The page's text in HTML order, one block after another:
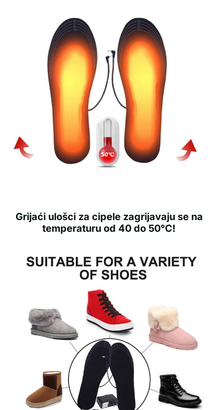
Grijaći ulošci za cipele zagrijavaju se na
temperaturu od 40 do 50°C!